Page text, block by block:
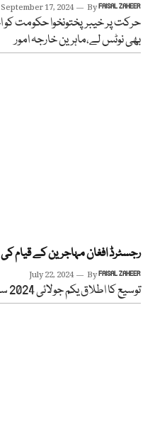
September 17, 2024 ByFAISAL ZAHEER
حرکت پر خیبرپختونخوا حکومت کو
بھی نوٹس لے،ماہرین خارجہ امور
رجسٹرڈ افغان مہاجرین کے قیام
July 22, 2024 ByFAISAL ZAHEER
توسیع کا اطلاق یکم جولائی 2024 سے 30 جون 2025 تک ہوگا